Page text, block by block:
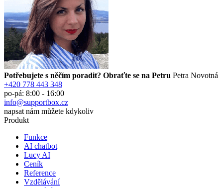
Potřebujete s něčím poradit? Obraťte se na Petru Petra Novotná
+420 778 443 348
po-pá: 8:00 - 16:00
info@supportbox.cz
napsat nám můžete kdykoliv
Produkt
Funkce
AI chatbot
Lucy AI
Ceník
Reference
Vzdělávání